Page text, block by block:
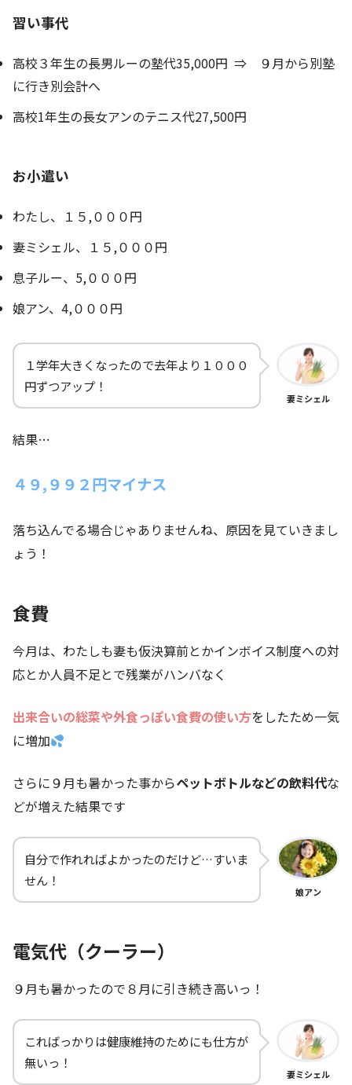
習い事代
高校３年生の長男ルーの塾代35,000円 ⇒ ９月から別塾
に行き別会計へ
高校1年生の長女アンのテニス代27,500円
お小遣い
わたし、１５,０００円
妻ミシェル、１５,０００円
息子ルー、5,０００円
娘アン、4,０００円
１学年大きくなったので去年より１０００
円ずつアップ！
妻ミシェル
結果…
４９,９９２円マイナス
落ち込んでる場合じゃありませんね、原因を見ていきまし
ょう！
食費
今月は、わたしも妻も仮決算前とかインボイス制度への対
応とか人員不足とで残業がハンバなく
出来合いの総菜や外食っぽい食費の使い方をしたため一気
に増加
さらに９月も暑かった事からペットボトルなどの飲料代な
どが増えた結果です
自分で作れればよかったのだけど…すいま
せん！
娘アン
電気代（クーラー）
９月も暑かったので８月に引き続き高いっ！
こればっかりは健康維持のためにも仕方が
無いっ！
妻ミシェル